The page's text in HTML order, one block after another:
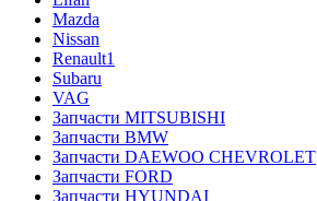
Mazda
Nissan
Renault1
Subaru
VAG
Запчасти MITSUBISHI
Запчасти BMW
Запчасти DAEWOO CHEVROLET
Запчасти FORD
Запчасти HYUNDAI